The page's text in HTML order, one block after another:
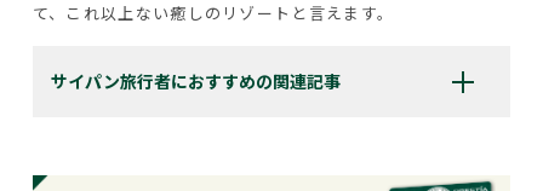
て、これ以上ない癒しのリゾートと言えます。
サイパン旅行者におすすめの関連記事